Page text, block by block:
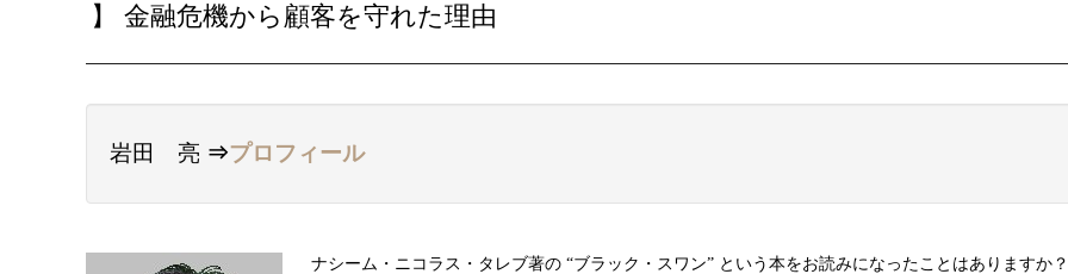
】 金融危機から顧客を守れた理由
岩田 亮 ⇒プロフィール
ナシーム・ニコラス・タレブ著の “ブラック・スワン” という本をお読みになったことはありますか？